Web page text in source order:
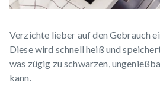
Verzichte lieber auf den Gebrauch
Diese wird schnell heiß und
was zügig zu schwarzen,
kann.